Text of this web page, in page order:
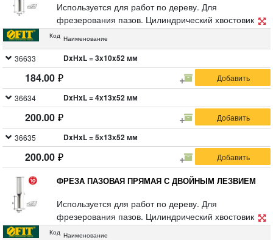
Используется для работ по дереву. Для
фрезерования пазов. Цилиндрический хвостовик 8
мм. Материал: инструментальная сталь с
двойной блистер.
Код Наименование
36633 DxHxL = 3x10x52 мм
184.00
36634 DxHxL = 4x13x52 мм
200.00
36635 DxHxL = 5х13х52 мм
200.00
ФРЕЗА ПАЗОВАЯ ПРЯМАЯ С ДВОЙНЫМ ЛЕЗВИЕМ
Используется для работ по дереву. Для
фрезерования пазов. Цилиндрический хвостовик 8
мм. Материал: инструментальная сталь с
Код Наименование